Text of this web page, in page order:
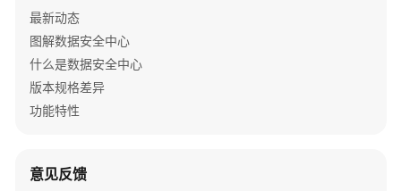
用
户
指
南
开
据
最新动态
图解数据安全中心
什么是数据安全中心
版本规格差异
功能特性
意见反馈